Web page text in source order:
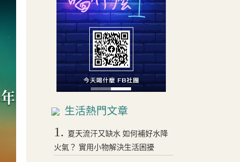
生活熱門文章
1.
夏天流汗又缺水 如何補好水降
火氣？ 實用小物解決生活困擾